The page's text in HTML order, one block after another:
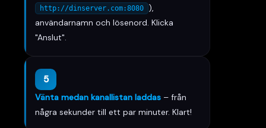
http://dinserver.com:8080
),
användarnamn och lösenord. Klicka
"Anslut".
5
Vänta medan kanallistan laddas – från
några sekunder till ett par minuter. Klart!